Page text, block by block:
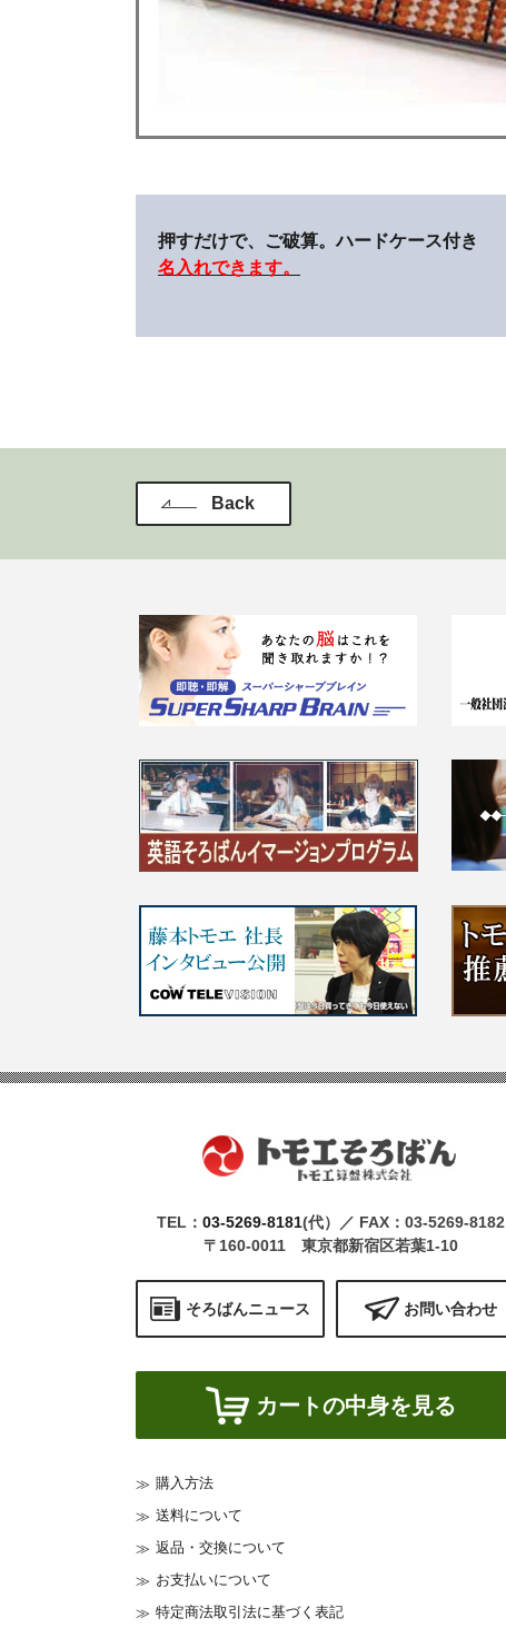
押すだけで、ご破算。ハードケース付き
名入れできます。
Back
TEL： 03-5269-8181(代）／ FAX：03-5269-8182
〒160-0011 東京都新宿区若葉1-10
そろばんニュース お問い合わせ
カートの中身を見る
購入方法
送料について
返品・交換について
お支払いについて
特定商法取引法に基づく表記